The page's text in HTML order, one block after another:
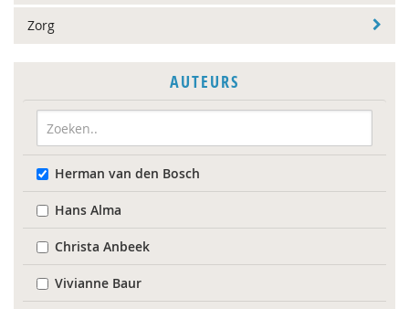
Zorg
AUTEURS
Herman van den Bosch
Hans Alma
Christa Anbeek
Vivianne Baur